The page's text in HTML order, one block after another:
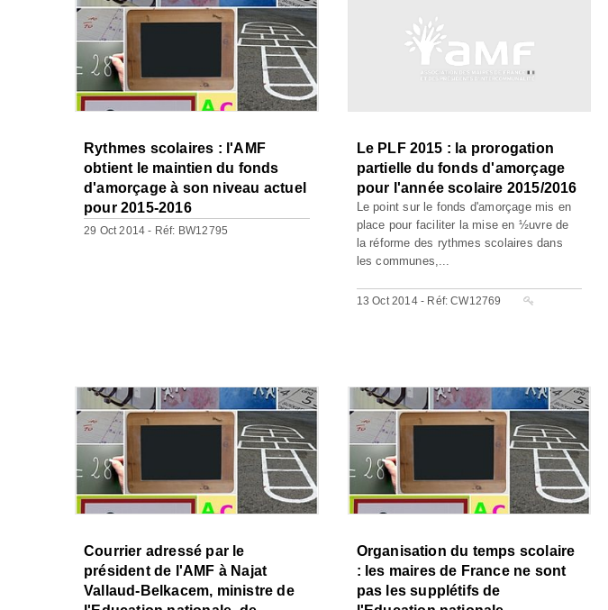
Rythmes scolaires : l'AMF
obtient le maintien du fonds
d'amorçage à son niveau actuel
pour 2015-2016
29 Oct 2014 - Réf: BW12795
Le PLF 2015 : la prorogation
partielle du fonds d'amorçage
pour l'année scolaire 2015/2016
Le point sur le fonds d'amorçage mis en
place pour faciliter la mise en ½uvre de
la réforme des rythmes scolaires dans
les communes,...
13 Oct 2014 - Réf: CW12769
Courrier adressé par le
président de l'AMF à Najat
Vallaud-Belkacem, ministre de
Organisation du temps scolaire
: les maires de France ne sont
pas les supplétifs de